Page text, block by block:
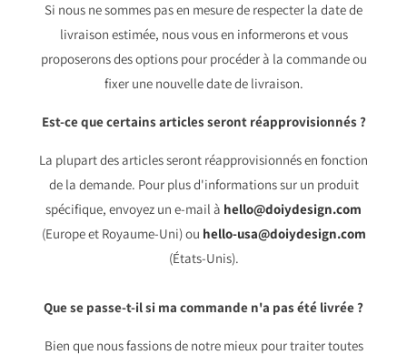
Si nous ne sommes pas en mesure de respecter la date de
livraison estimée, nous vous en informerons et vous
proposerons des options pour procéder à la commande ou
fixer une nouvelle date de livraison.
Est-ce que certains articles seront réapprovisionnés ?
La plupart des articles seront réapprovisionnés en fonction
de la demande. Pour plus d'informations sur un produit
spécifique, envoyez un e-mail à hello@doiydesign.com
(Europe et Royaume-Uni) ou hello-usa@doiydesign.com
(États-Unis).
Que se passe-t-il si ma commande n'a pas été livrée ?
Bien que nous fassions de notre mieux pour traiter toutes